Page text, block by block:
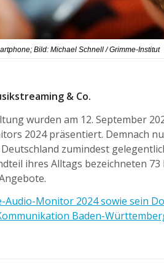
Bild: Michael Schnell / Grimme-Institut
& Co.
wurden am 12. September
2024 präsentiert. Demnach
zumindest
ihres Alltags bezeichneten
Monitor 2024 sowie sein
Baden-